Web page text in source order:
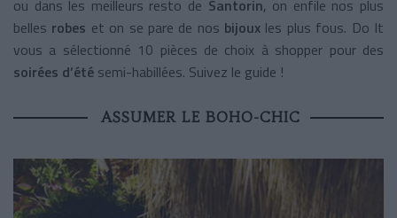
ou dans les meilleurs resto de Santorin, on enfile nos plus
belles robes et on se pare de nos bijoux les plus fous. Do It
vous a sélectionné 10 pièces de choix à shopper pour des
soirées d’été semi-habillées. Suivez le guide !
ASSUMER LE BOHO-CHIC